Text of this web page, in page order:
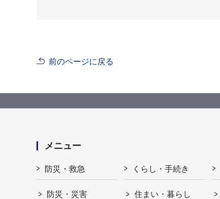
前のページに戻る
メニュー
防災・救急
防災・災害
くらし・手続き
住まい・暮らし